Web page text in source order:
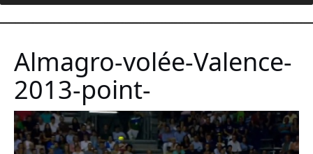
content
Almagro-volée-Valence-
2013-point-